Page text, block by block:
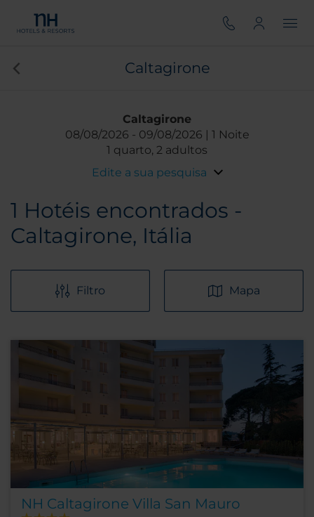
Caltagirone
Caltagirone
08/08/2026
09/08/2026
1 Noite
1 quarto, 2 adultos
Edite a sua pesquisa
1 Hotéis encontrados -
Caltagirone, Itália
Filtro Mapa
NH Caltagirone Villa San Mauro